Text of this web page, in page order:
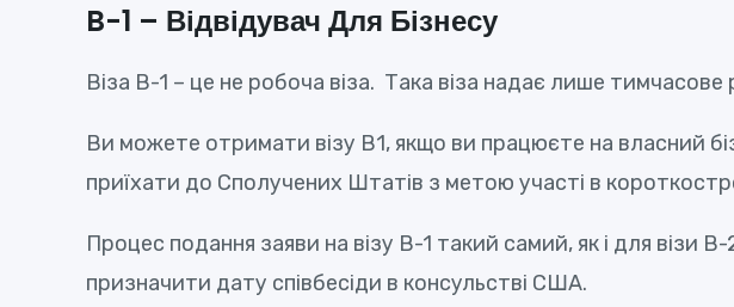
B-1 – Відвідувач Для Бізнесу
Віза В-1 – це не робоча віза. Така віза надає лише тимчасове
Ви можете отримати візу B1, якщо ви працюєте на власний
приїхати до Сполучених Штатів з метою участі в
Процес подання заяви на візу B-1 такий самий, як і для
призначити дату співбесіди в консульстві США.